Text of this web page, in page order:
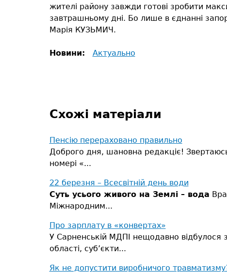
жителі району завжди готові зробити
завтрашньому дні. Бо лише в єднанні
Марія КУЗЬМИЧ.
Новини: Актуально
Схожі матеріали
Пенсію перераховано правильно
Доброго дня, шановна редакціє!
номері «...
22 березня – Всесвітній день води
Суть усього живого на Землі – вода
Міжнародним...
Про зарплату в «конвертах»
У Сарненській МДПІ нещодавно відбулося
області, суб’єкти...
Як не допустити виробничого